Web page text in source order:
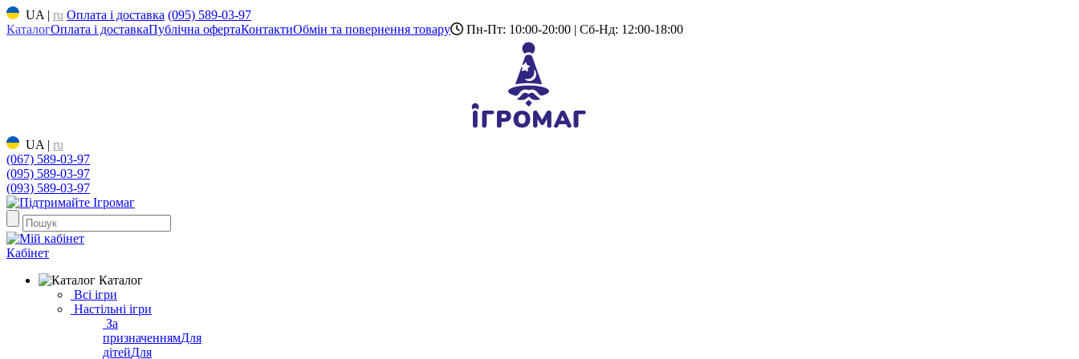
UA | ru Оплата і доставка (095) 589-03-97
КаталогОплата і доставкаПублічна офертаКонтактиОбмін та повернення товару Пн-Пт: 10:00-20:00 | Сб-Нд: 12:00-18:00
UA | ru
(067) 589-03-97
(095) 589-03-97
(093) 589-03-97
Кабінет
Каталог
Всі ігри
Настільні ігри
За
призначеннямДля
дітейДля